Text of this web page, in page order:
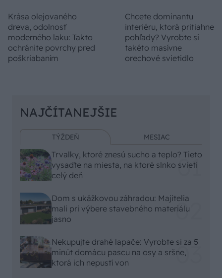
Krása olejovaného
dreva, odolnosť
moderného laku: Takto
ochránite povrchy pred
poškriabaním
Chcete dominantu
interiéru, ktorá pritiahne
pohľady? Vyrobte si
takéto masívne
orechové svietidlo
NAJČÍTANEJŠIE
TÝŽDEŇ MESIAC
Trvalky, ktoré znesú sucho a teplo? Tieto
vysaďte na miesta, na ktoré slnko svieti
celý deň
Dom s ukážkovou záhradou: Majitelia
mali pri výbere stavebného materiálu
jasno
Nekupujte drahé lapače: Vyrobte si za 5
minút domácu pascu na osy a sršne,
ktorá ich nepustí von